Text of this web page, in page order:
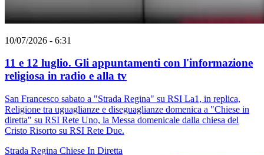
10/07/2026 - 6:31
11 e 12 luglio. Gli appuntamenti con l'informazione
religiosa in radio e alla tv
San Francesco sabato a "Strada Regina" su RSI La1, in replica,
Religione tra uguaglianze e diseguaglianze domenica a "Chiese in
diretta" su RSI Rete Uno, la Messa domenicale dalla chiesa del
Cristo Risorto su RSI Rete Due.
Strada Regina Chiese In Diretta